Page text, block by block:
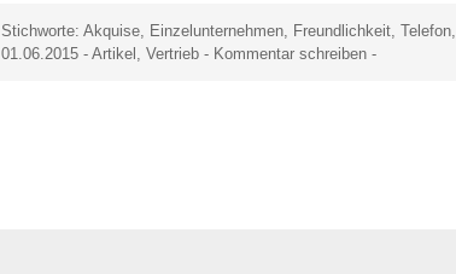
Stichworte:Akquise, Einzelunternehmen, Freundlichkeit,Telefon,
01.06.2015 -Artikel ,Vertrieb - Kommentar schreiben -